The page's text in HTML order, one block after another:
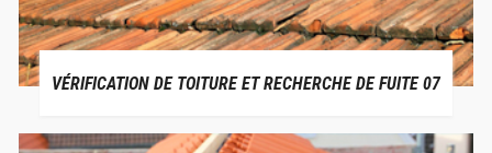
VÉRIFICATION DE TOITURE ET RECHERCHE DE FUITE 07